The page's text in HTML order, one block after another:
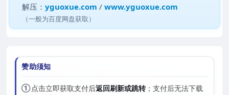
解压：yguoxue.com /www.yguoxue.com
（一般为百度网盘获取）
赞助须知
①点击立即获取支付后返回刷新或跳转；支付后无法下载